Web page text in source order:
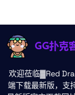
欢迎莅临▓Red
端下载最新版，支